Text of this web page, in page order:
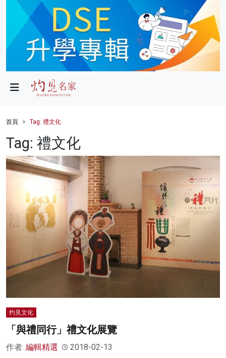
政局
財經
健康
商業
科技
影片
灼見活動
首頁 Tag: 禮文化
Tag: 禮文化
灼見文化
「與禮同行」禮文化展覽
作者: 編輯精選 2018-02-13